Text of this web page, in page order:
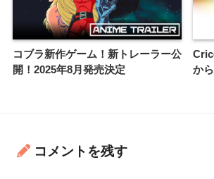
コブラ新作ゲーム！新トレーラー公
開！2025年8月発売決定
か
コメントを残す